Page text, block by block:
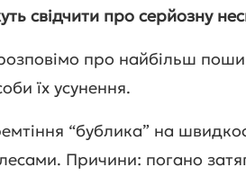
свідчити про серйозну
про найбільш
їх усунення.
“бублика” на
Причини: погано